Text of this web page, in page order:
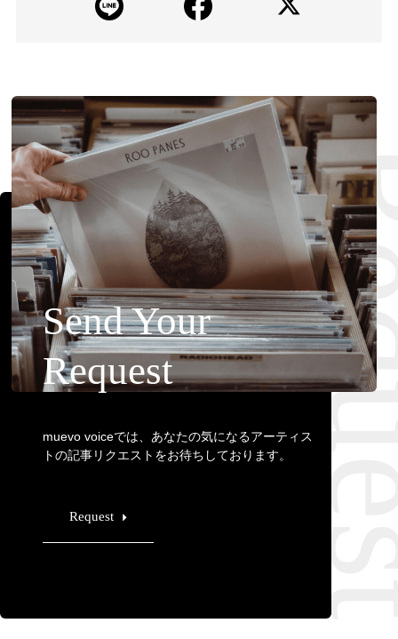
Send Your
Request
muevo voiceでは、あなたの気になるアーティス
トの記事リクエストをお待ちしております。
Request